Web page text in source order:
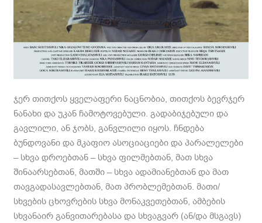
ჯერ თითქოს ყველაფერი ნაცნობია, თითქოს ბევრჯერ
ნანახი და უკან ჩამოტოვებული. გადაბიჯებული და
გავლილი, ან ჯობს, განვლილი იყოს. ჩნდება
ბუნდოვანი და მკაფიო ასოციაციები და პარალელები
– სხვა დროებთან – სხვა ფილმებთან, მათ სხვა
შინაარსებთან, მათში – სხვა ადამიანებთან და მათ
თავგადასავლებთან, მათ პრობლემებთან. მათი/
სხვების ცხოვრების სხვა მონაკვეთებთან, ამბების
სხვანაირ განვითარებასა და სხვაგვარ (ან/და მსგავს)